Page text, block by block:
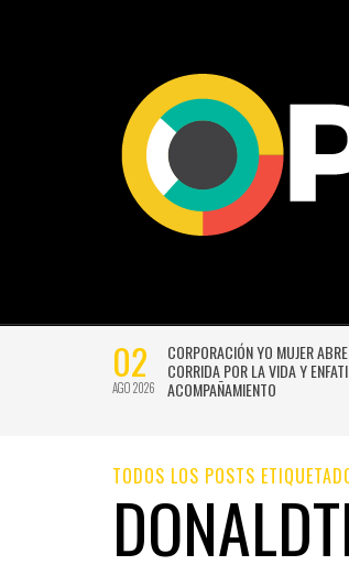
02
AGO 2026
CORPORACIÓN YO MUJER
CORRIDA POR LA VIDA Y
ACOMPAÑAMIENTO
TODOS LOS POSTS